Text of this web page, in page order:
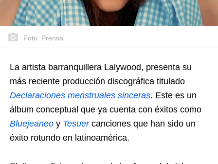
Foto: Prensa
La artista barranquillera Lalywood, presenta su
más reciente producción discográfica titulado
Declaraciones menstruales sinceras. Este es un
álbum conceptual que ya cuenta con éxitos como
Bluejeaneo y Tesuer canciones que han sido un
éxito rotundo en latinoamérica.